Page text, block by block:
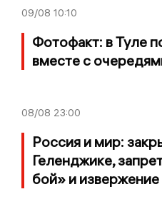
09/08 10:10
Фотофакт: в Туле
вместе с
08/08 23:00
Россия и мир:
Геленджике,
бой» и извержение